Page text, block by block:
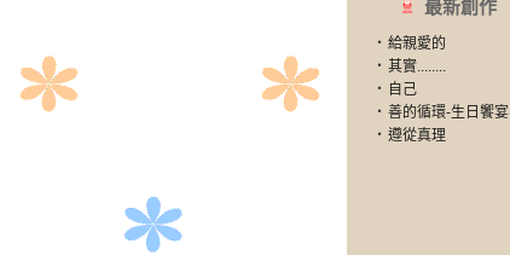
最新創作
‧ 給親愛的
‧ 其實........
‧ 自己
‧ 善的循環-生日饗宴
‧ 遵從真理